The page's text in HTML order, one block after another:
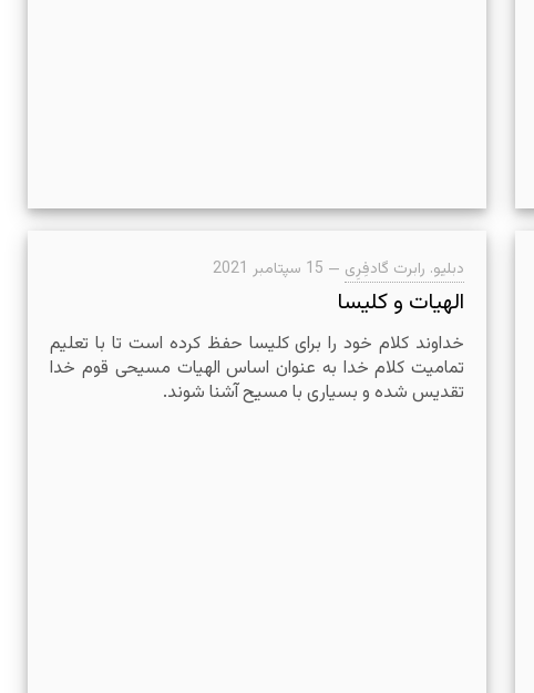
دبلیو. رابرت گادفِرِی — 15 سپتامبر 2021
الهیات و کلیسا
خداوند کلام خود را برای کلیسا حفظ کرده است تا با تعلیم
تمامیت کلام خدا به عنوان اساس الهیات مسیحی قوم خدا
تقدیس شده و بسیاری با مسیح آشنا شوند.